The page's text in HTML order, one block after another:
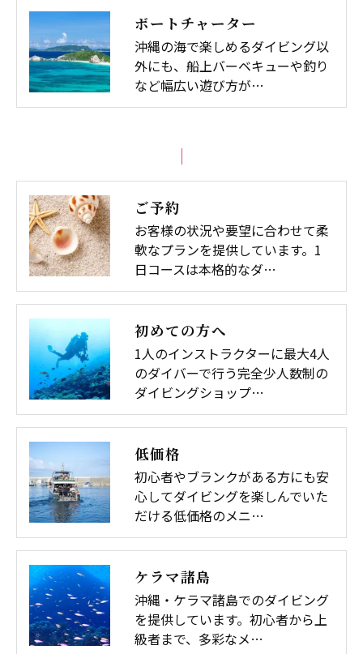
ボートチャーター
沖縄の海で楽しめるダイビング以
外にも、船上バーベキューや釣り
など幅広い遊び方が…
ご予約
お客様の状況や要望に合わせて柔
軟なプランを提供しています。1
日コースは本格的なダ…
初めての方へ
1人のインストラクターに最大4人
のダイバーで行う完全少人数制の
ダイビングショップ…
低価格
初心者やブランクがある方にも安
心してダイビングを楽しんでいた
だける低価格のメニ…
ケラマ諸島
沖縄・ケラマ諸島でのダイビング
を提供しています。初心者から上
級者まで、多彩なメ…